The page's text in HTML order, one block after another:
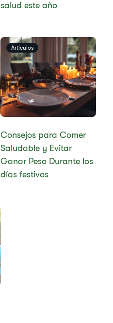
salud este año
Artículos
Consejos para Comer
Saludable y Evitar
Ganar Peso Durante los
días festivos